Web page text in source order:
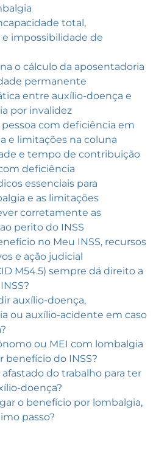
total,
impossibilidade de
o cálculo da aposentadoria
permanente
entre auxílio-doença e
por invalidez
com deficiência em
e limitações na coluna
e tempo de contribuição
deficiência
essenciais para
e as limitações
corretamente as
perito do INSS
no Meu INSS, recursos
e ação judicial
M54.5) sempre dá direito a
auxílio-doença,
ou auxílio-acidente em caso
ou MEI com lombalgia
benefício do INSS?
afastado do trabalho para ter
doença?
o benefício por lombalgia,
passo?